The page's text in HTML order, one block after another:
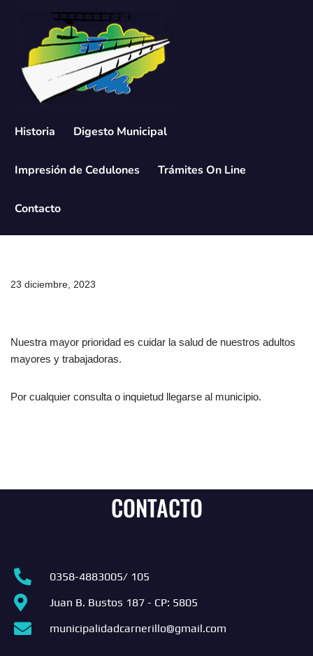
contenido
Historia Digesto Municipal
Impresión de Cedulones Trámites On Line
Contacto
23 diciembre, 2023
Nuestra mayor prioridad es cuidar la salud de nuestros adultos
mayores y trabajadoras.
Por cualquier consulta o inquietud llegarse al municipio.
CONTACTO
0358-4883005/ 105
Juan B. Bustos 187 - CP: 5805
municipalidadcarnerillo@gmail.com